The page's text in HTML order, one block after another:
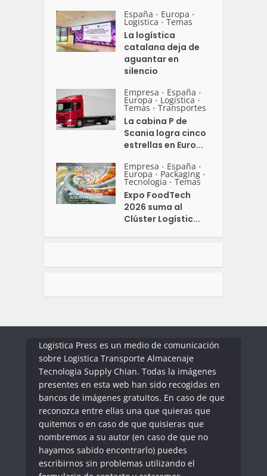
España • Europa •
Logistica • Temas
La logística
catalana deja de
aguantar en
silencio
Empresa • España •
Europa • Logistica •
Temas • Transportes
La cabina P de
Scania logra cinco
estrellas en Euro...
Empresa • España •
Europa • Packaging •
Tecnologia • Temas
Expo FoodTech
2026 suma al
Clúster Logístic...
Logistica Press es un medio de comunicación
sobre Logistica Transporte Almacenaje
Tecnologia Supply Chian. Todas la imágenes
presentes en esta web han sido recogidas en
bancos de imágenes gratuitos. En caso de que
reconozca entre ellas una que quieras que
quitemos o en caso de que quisieras que
nombremos a su autor (en caso de que no
hayamos sabido encontrarlo) puedes
escribirnos sin problemas utilizando el